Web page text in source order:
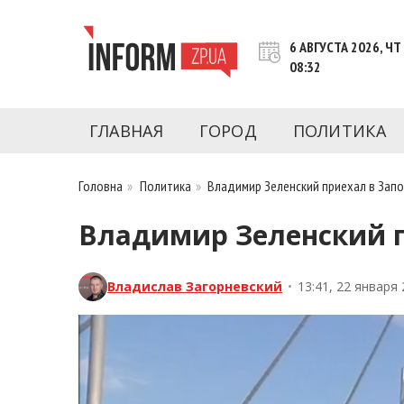
INFORM.ZP.UA – это информационный
последние новости Запорожья и
6 АВГУСТА 2026, ЧТ
08:32
ГЛАВНАЯ ГОРОД ПОЛИТИКА
Головна » Политика »Владимир Зеленский приехал в
Владимир Зеленский
Владислав Загорневский • 13:41, 22 января